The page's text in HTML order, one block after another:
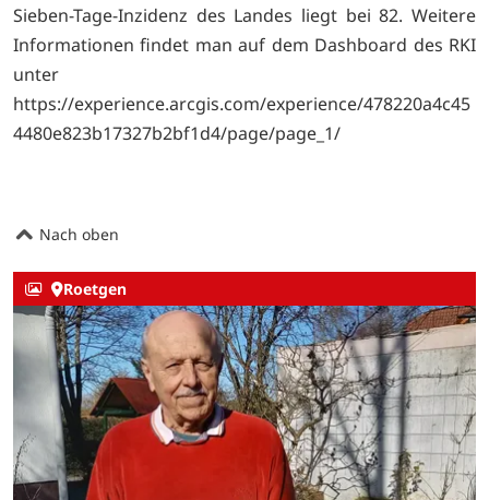
Sieben-Tage-Inzidenz des Landes liegt bei 82. Weitere
Informationen findet man auf dem Dashboard des RKI
unter
https://experience.arcgis.com/experience/478220a4c45
4480e823b17327b2bf1d4/page/page_1/
Nach oben
Roetgen